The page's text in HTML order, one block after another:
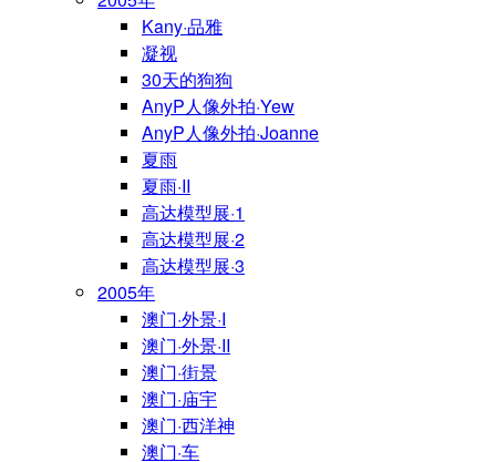
Kany·品雅
凝视
30天的狗狗
AnyP人像外拍·Yew
AnyP人像外拍·Joanne
夏雨
夏雨·II
高达模型展·1
高达模型展·2
高达模型展·3
2005年
澳门·外景·I
澳门·外景·II
澳门·街景
澳门·庙宇
澳门·西洋神
澳门·车